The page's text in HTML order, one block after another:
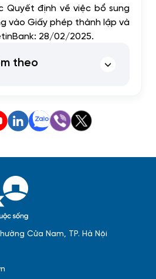
Quyết định về việc bổ sung
vào Giấy phép thành lập và
28/02/2025.
theo
Cửa Nam, TP. Hà Nội